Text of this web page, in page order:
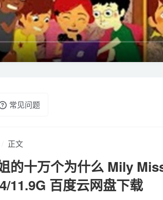
常见问题
正文
的十万个为什么 Mily
11.9G 百度云网盘下载